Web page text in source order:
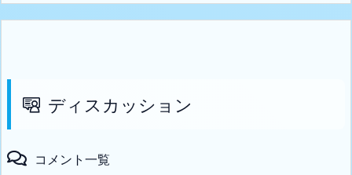
ディスカッション
コメント一覧